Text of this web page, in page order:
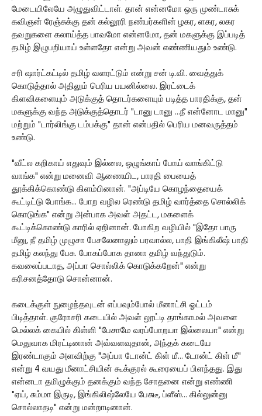
மேடையிலேயே அழுதுவிட்டாள். தான் என்னமோ ஒரு முண்டாசுக்
கவிஞன் ரேஞ்சுக்கு தன் கல்லூரி நண்பர்களின் ழகர, ளகர, லகர
தவறுகளை கலாய்த்த பாவமோ என்னமோ, தன் மகளுக்கு இப்படித்
தமிழ் இழுபறியாய் உள்ளதோ என்று அவன் எண்ணியதும் உண்டு.
சரி ஷார்ட்கட்டில் தமிழ் வளரட்டும் என்று சன் டி.வி. வைத்துக்
கொடுத்தால் அதிலும் பெரிய பயனில்லை. இரட்டைக்
கிளவிகளையும் அடுக்குத் தொடர்களையும் படித்த பாரதிக்கு, தன்
மகளுக்கு வந்த அடுக்குத்தொடர் "டானு டானு ...நீ என்னோட மானு"
மற்றும் "டார்லிங்கு டம்பக்கு" தான் என்பதில் பெரிய மனவருத்தம்
உண்டு.
"வீட்ல கறிகாய் எதுவும் இல்லை, ஒழுங்காப் போய் வாங்கிட்டு
வாங்க" என்று மனைவி ஆணையிட, பாரதி பையைத்
தூக்கிக்கொண்டு கிளம்பினான். "அப்டியே கொழந்தையைக்
கூட்டிட்டு போங்க... போற வழில ரெண்டு தமிழ் வார்த்தை சொல்லிக்
கொடுங்க" என்று அன்பாக அவள் அதட்ட, மகளைக்
கூட்டிக்கொண்டு காரில் ஏறினான். போகிற வழியில் "இதோ பாரு
மீனு, நீ தமிழ் முழுசா பேசலேனாலும் பரவால்ல, பாதி இங்கிலீஷ் பாதி
தமிழ் கலந்து பேசு. போகப்போக தானா தமிழ் வந்துடும்.
கவலைப்படாத, அப்பா சொல்லிக் கொடுக்கறேன்" என்று
கரிசனத்தோடு சொன்னான்.
கடைக்குள் நுழைந்தவுடன் எப்பவும்போல் மீனாட்சி ஓட்டம்
பிடித்தாள். குரோசரி கடையில் அவள் லூட்டி தாங்காமல் அவளை
மெல்லக் கையில் கிள்ளி "பேசாமே வரப்போறயா இல்லையா" என்று
மெதுவாக மிரட்டினான் அவ்வளவுதான், அந்தக் கடையே
இரண்டாகும் அளவிற்கு "அப்பா டோன்ட் கிள் மீ... டோன்ட் கிள் மீ"
என்று 4 வயது மீனாட்சியின் கூக்குரல் கூரையைப் பிளந்தது. இது
என்னடா தமிழுக்கும் தனக்கும் வந்த சோதனை என்று எண்ணி
"ஏய், சும்மா இருடி, இங்கிலிஷ்லேயே பேசுடீ, ப்ளீஸ்... கில்லுன்னு
சொல்லாதடி" என்று மன்றாடினான்.